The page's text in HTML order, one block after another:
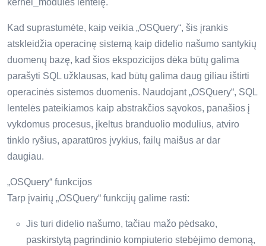
Kad suprastumėte, kaip veikia „OSQuery“, šis įrankis
atskleidžia operacinę sistemą kaip didelio našumo santykių
duomenų bazę, kad šios ekspozicijos dėka būtų galima
parašyti SQL užklausas, kad būtų galima daug giliau ištirti
operacinės sistemos duomenis. Naudojant „OSQuery“, SQL
lentelės pateikiamos kaip abstrakčios sąvokos, panašios į
vykdomus procesus, įkeltus branduolio modulius, atviro
tinklo ryšius, aparatūros įvykius, failų maišus ar dar
daugiau.
„OSQuery“ funkcijos
Tarp įvairių „OSQuery“ funkcijų galime rasti:
Jis turi didelio našumo, tačiau mažo pėdsako,
paskirstytą pagrindinio kompiuterio stebėjimo demoną,